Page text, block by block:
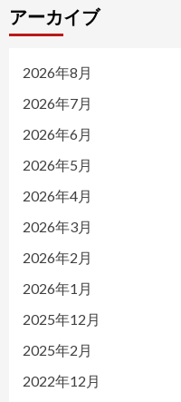
アーカイブ
2026年8月
2026年7月
2026年6月
2026年5月
2026年4月
2026年3月
2026年2月
2026年1月
2025年12月
2025年2月
2022年12月